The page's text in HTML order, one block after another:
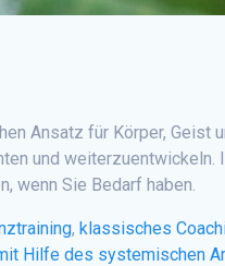
Ansatz für Körper, Geist
und weiterzuentwickeln.
wenn Sie Bedarf haben.
,klassisches
Hilfe des systemischen